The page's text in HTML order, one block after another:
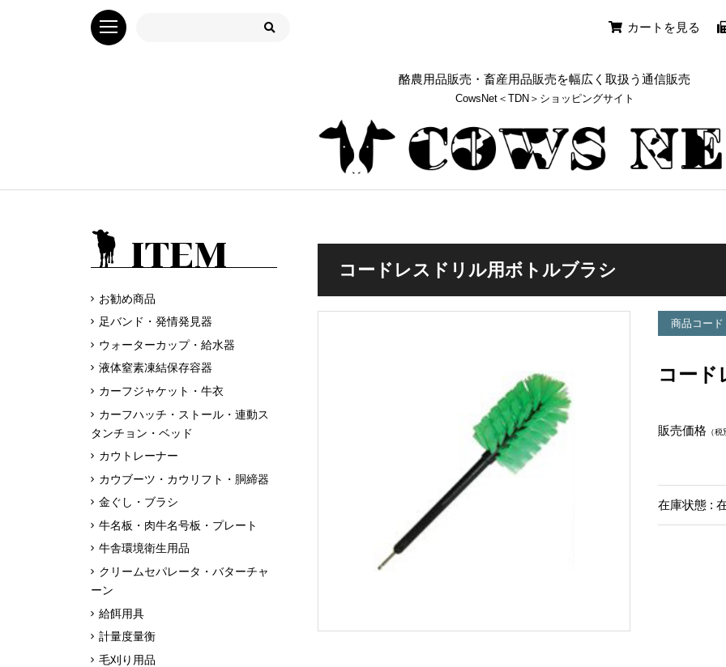
酪農用品販売・畜産用品販売を幅広く取扱う通信販売
CowsNet＜TDN＞ショッピングサイト
カートを見る
コードレスドリル用ボトルブラシ
商品コード
コード
販売価格 （税
在庫状態 :
ITEM
お勧め商品
足バンド・発情発見器
ウォーターカップ・給水器
液体窒素凍結保存容器
カーフジャケット・牛衣
カーフハッチ・ストール・連動ス
タンチョン・ベッド
カウトレーナー
カウブーツ・カウリフト・胴締器
金ぐし・ブラシ
牛名板・肉牛名号板・プレート
牛舎環境衛生用品
クリームセパレータ・バターチャ
ーン
給餌用具
計量度量衡
毛刈り用品